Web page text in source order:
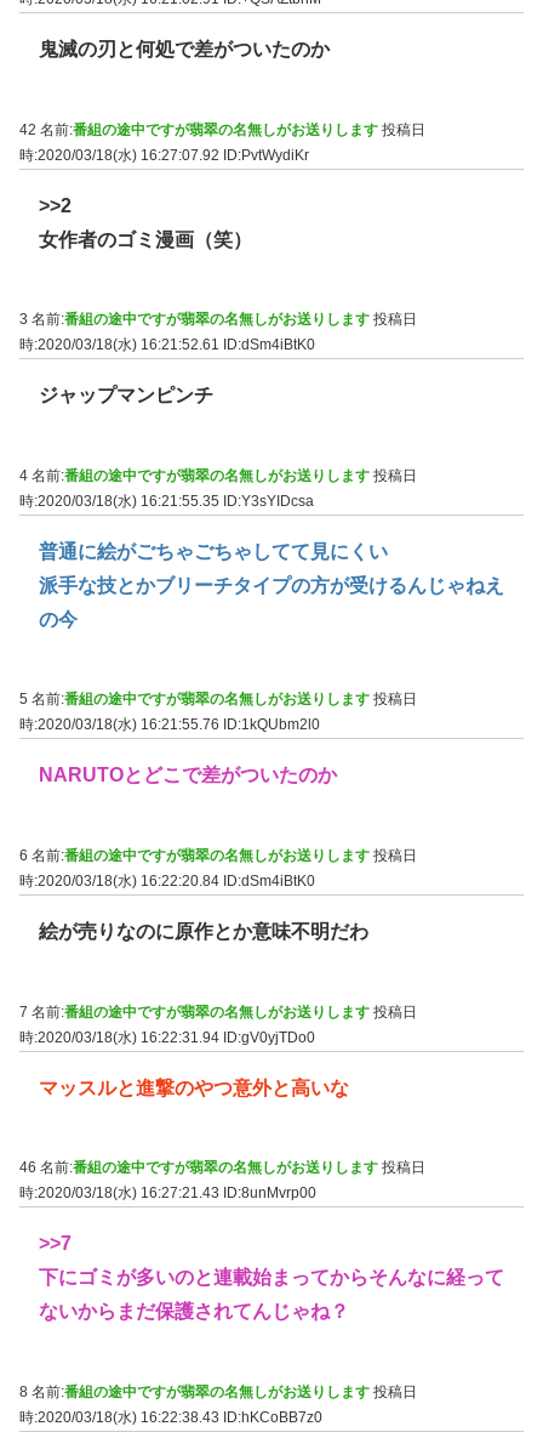
鬼滅の刃と何処で差がついたのか
42 名前:番組の途中ですが翡翠の名無しがお送りします 投稿日
時:2020/03/18(水) 16:27:07.92 ID:PvtWydiKr
>>2
女作者のゴミ漫画（笑）
3 名前:番組の途中ですが翡翠の名無しがお送りします 投稿日
時:2020/03/18(水) 16:21:52.61
ID:dSm4iBtK0
ジャップマンピンチ
4 名前:番組の途中ですが翡翠の名無しがお送りします 投稿日
時:2020/03/18(水) 16:21:55.35 ID:Y3sYIDcsa
普通に絵がごちゃごちゃしてて見にくい
派手な技とかブリーチタイプの方が受けるんじゃねえ
の今
5 名前:番組の途中ですが翡翠の名無しがお送りします 投稿日
時:2020/03/18(水) 16:21:55.76
ID:1kQUbm2l0
NARUTOとどこで差がついたのか
6 名前:番組の途中ですが翡翠の名無しがお送りします 投稿日
時:2020/03/18(水) 16:22:20.84 ID:dSm4iBtK0
絵が売りなのに原作とか意味不明だわ
7 名前:番組の途中ですが翡翠の名無しがお送りします 投稿日
時:2020/03/18(水) 16:22:31.94 ID:gV0yjTDo0
マッスルと進撃のやつ意外と高いな
46 名前:番組の途中ですが翡翠の名無しがお送りします 投稿日
時:2020/03/18(水) 16:27:21.43
ID:8unMvrp00
>>7
下にゴミが多いのと連載始まってからそんなに経って
ないからまだ保護されてんじゃね？
8 名前:番組の途中ですが翡翠の名無しがお送りします 投稿日
時:2020/03/18(水) 16:22:38.43 ID:hKCoBB7z0